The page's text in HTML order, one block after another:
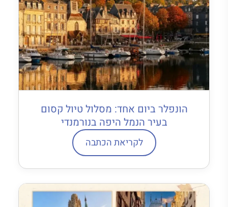
הונפלר ביום אחד: מסלול טיול קסום
בעיר הנמל היפה בנורמנדי
לקריאת הכתבה